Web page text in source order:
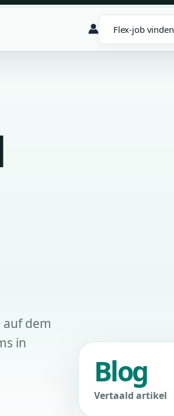
Flex-job vinden
auf dem
in
Blog
Vertaald artikel